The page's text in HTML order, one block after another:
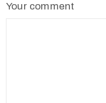
Your comment